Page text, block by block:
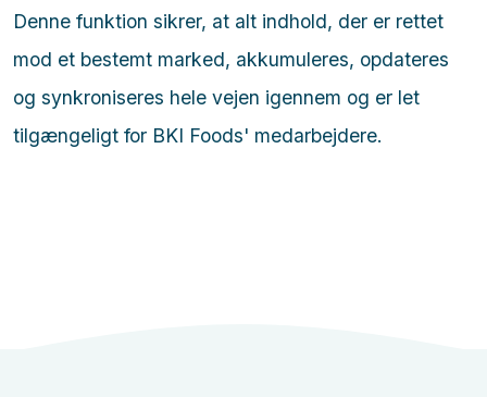
Denne funktion sikrer, at alt indhold, der er rettet
mod et bestemt marked, akkumuleres, opdateres
og synkroniseres hele vejen igennem og er let
tilgængeligt for BKI Foods' medarbejdere.